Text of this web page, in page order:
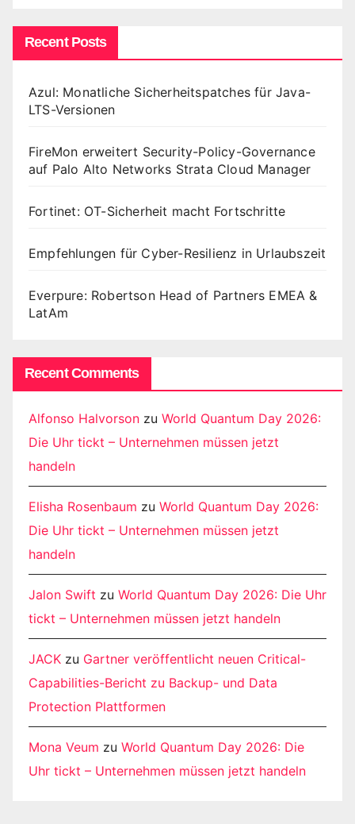
Recent Posts
Azul: Monatliche Sicherheitspatches für Java-
LTS-Versionen
FireMon erweitert Security-Policy-Governance
auf Palo Alto Networks Strata Cloud Manager
Fortinet: OT-Sicherheit macht Fortschritte
Empfehlungen für Cyber-Resilienz in Urlaubszeit
Everpure: Robertson Head of Partners EMEA &
LatAm
Recent Comments
Alfonso Halvorson zu World Quantum Day 2026:
Die Uhr tickt – Unternehmen müssen jetzt
handeln
Elisha Rosenbaum zu World Quantum Day 2026:
Die Uhr tickt – Unternehmen müssen jetzt
handeln
Jalon Swift zu World Quantum Day 2026: Die Uhr
tickt – Unternehmen müssen jetzt handeln
JACK zu Gartner veröffentlicht neuen Critical-
Capabilities-Bericht zu Backup- und Data
Protection Plattformen
Mona Veum zu World Quantum Day 2026: Die
Uhr tickt – Unternehmen müssen jetzt handeln